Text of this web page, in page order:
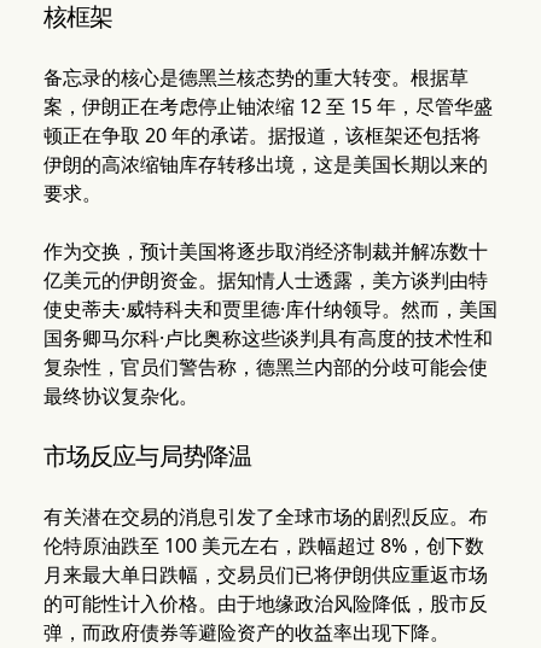
核框架
备忘录的核心是德黑兰核态势的重大转变。根据草
案，伊朗正在考虑停止铀浓缩 12 至 15 年，尽管华盛
顿正在争取 20 年的承诺。据报道，该框架还包括将
伊朗的高浓缩铀库存转移出境，这是美国长期以来的
要求。
作为交换，预计美国将逐步取消经济制裁并解冻数十
亿美元的伊朗资金。据知情人士透露，美方谈判由特
使史蒂夫·威特科夫和贾里德·库什纳领导。然而，美国
国务卿马尔科·卢比奥称这些谈判具有高度的技术性和
复杂性，官员们警告称，德黑兰内部的分歧可能会使
最终协议复杂化。
市场反应与局势降温
有关潜在交易的消息引发了全球市场的剧烈反应。布
伦特原油跌至 100 美元左右，跌幅超过 8%，创下数
月来最大单日跌幅，交易员们已将伊朗供应重返市场
的可能性计入价格。由于地缘政治风险降低，股市反
弹，而政府债券等避险资产的收益率出现下降。